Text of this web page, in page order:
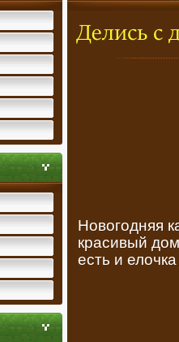
Новогодняя
красивый
есть и